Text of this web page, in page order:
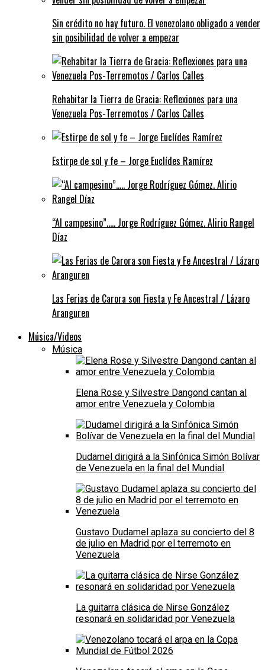
Sin crédito no hay futuro. El venezolano obligado a vender
sin posibilidad de volver a empezar
Rehabitar la Tierra de Gracia: Reflexiones para una
Venezuela Pos-Terremotos / Carlos Calles
Estirpe de sol y fe – Jorge Euclídes Ramírez
“Al campesino”….. Jorge Rodríguez Gómez. Alirio Rangel
Díaz
Las Ferias de Carora son Fiesta y Fe Ancestral / Lázaro
Aranguren
Música/Videos
Música
Elena Rose y Silvestre Dangond cantan al
amor entre Venezuela y Colombia
Dudamel dirigirá a la Sinfónica Simón Bolívar
de Venezuela en la final del Mundial
Gustavo Dudamel aplaza su concierto del 8
de julio en Madrid por el terremoto en
Venezuela
La guitarra clásica de Nirse González
resonará en solidaridad por Venezuela